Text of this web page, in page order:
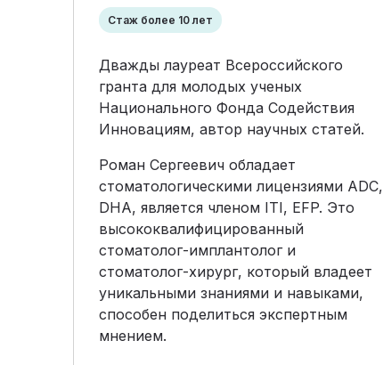
Стаж более 10 лет
Дважды лауреат Всероссийского
гранта для молодых ученых
Национального Фонда Содействия
Инновациям, автор научных статей.
Роман Сергеевич обладает
стоматологическими лицензиями ADC,
DHA, является членом ITI, EFP. Это
высококвалифицированный
стоматолог-имплантолог и
стоматолог-хирург, который владеет
уникальными знаниями и навыками,
способен поделиться экспертным
мнением.